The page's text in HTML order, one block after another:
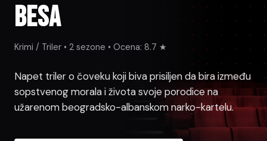
Besa
Krimi / Triler • 2 sezone • Ocena: 8.7 ★
Napet triler o čoveku koji biva prisiljen da bira između
sopstvenog morala i života svoje porodice na
užarenom beogradsko-albanskom narko-kartelu.